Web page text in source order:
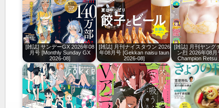
[雑誌] サンデーGX 2026年08
月号 [Monthly Sunday GX
2026-08]
[雑誌] 月刊ナイスタウン 2026
年08月号 [Gekkan naisu taun
2026-08]
[雑誌] 月刊ヤング
ン烈 2026年08月
Champion Retsu